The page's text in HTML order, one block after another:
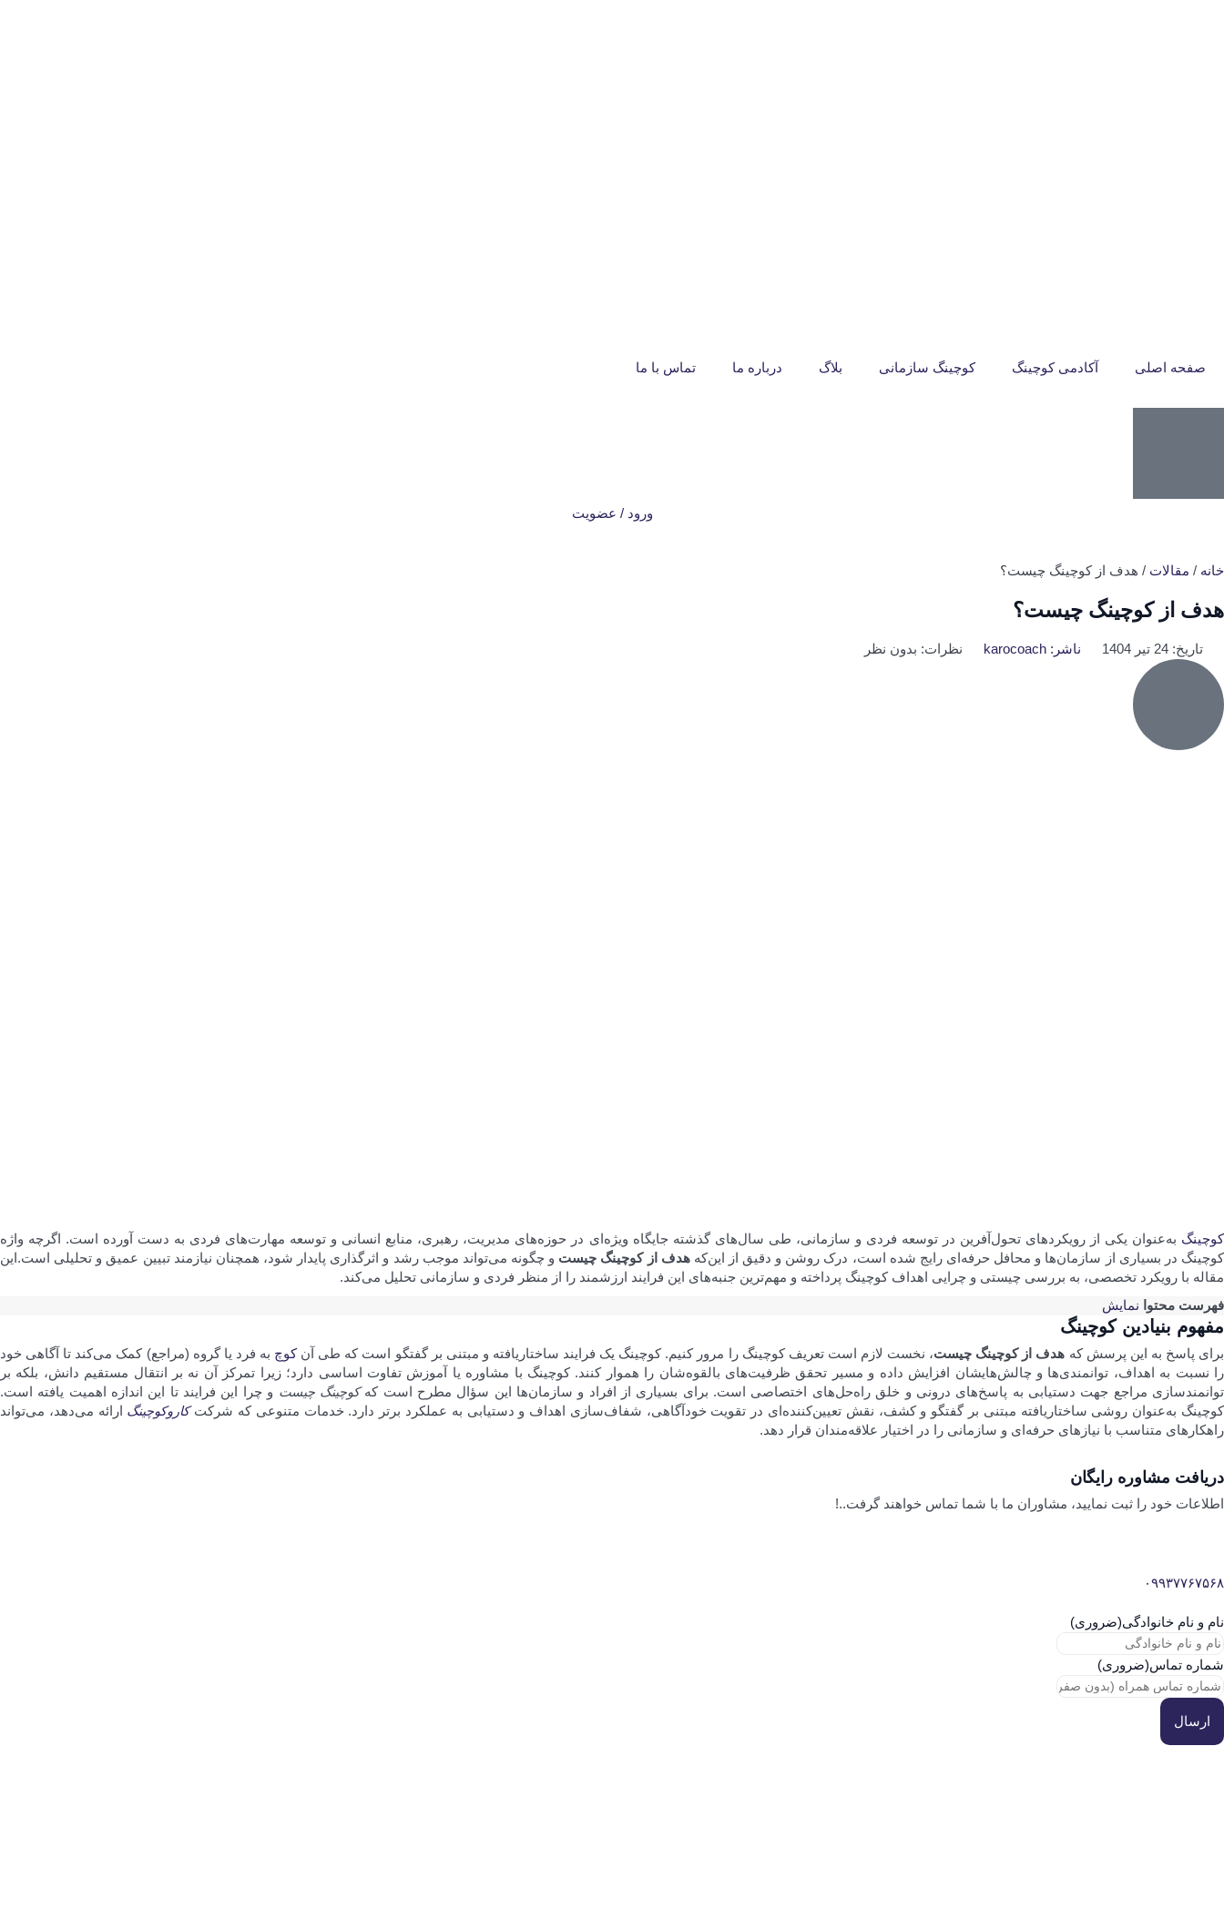
صفحه اصلی آکادمی کوچینگ کوچینگ سازمانی بلاگ درباره ما تماس با ما
ورود / عضویت
خانه / مقالات / هدف از کوچینگ چیست؟
هدف از کوچینگ چیست؟
تاریخ:24 تیر 1404 ناشر:karocoach نظرات: بدون نظر
کوچینگ به‌عنوان یکی از رویکردهای تحول‌آفرین در توسعه فردی و سازمانی، طی سال‌های گذشته جایگاه ویژه‌ای در حوزه‌های مدیریت، رهبری، منابع انسانی و توسعه مهارت‌های فردی به دست آورده است. اگرچه واژه
کوچینگ در بسیاری از سازمان‌ها و محافل حرفه‌ای رایج شده است، درک روشن و دقیق از این‌کههدف از کوچینگ چیست و چگونه می‌تواند موجب رشد و اثرگذاری پایدار شود، همچنان نیازمند تبیین عمیق و تحلیلی است.این
مقاله با رویکرد تخصصی، به بررسی چیستی و چرایی اهداف کوچینگ پرداخته و مهم‌ترین جنبه‌های این فرایند ارزشمند را از منظر فردی و سازمانی تحلیل می‌کند.
فهرست محتوا
نمایش
مفهوم بنیادین کوچینگ
برای پاسخ به این پرسش که هدف از کوچینگ چیست، نخست لازم است تعریف کوچینگ را مرور کنیم. کوچینگ یک فرایند ساختاریافته و مبتنی بر گفتگو است که طی آنکوچ به فرد یا گروه (مراجع) کمک می‌کند تا آگاهی خود
را نسبت به اهداف، توانمندی‌ها و چالش‌هایشان افزایش داده و مسیر تحقق ظرفیت‌های بالقوه‌شان را هموار کنند. کوچینگ با مشاوره یا آموزش تفاوت اساسی دارد؛ زیرا تمرکز آن نه بر انتقال مستقیم دانش، بلکه بر
توانمندسازی مراجع جهت دستیابی به پاسخ‌های درونی و خلق راه‌حل‌های اختصاصی است. برای بسیاری از افراد و سازمان‌ها این سؤال مطرح است کهکوچینگ چیست و چرا این فرایند تا این اندازه اهمیت یافته است.
کوچینگ به‌عنوان روشی ساختاریافته مبتنی بر گفتگو و کشف، نقش تعیین‌کننده‌ای در تقویت خودآگاهی، شفاف‌سازی اهداف و دستیابی به عملکرد برتر دارد. خدمات متنوعی که شرکتکاروکوچینگ ارائه می‌دهد، می‌تواند
راهکارهای متناسب با نیازهای حرفه‌ای و سازمانی را در اختیار علاقه‌مندان قرار دهد.
دریافت مشاوره رایگان
اطلاعات خود را ثبت نمایید، مشاوران ما با شما تماس خواهند گرفت..!
۰۹۹۳۷۷۶۷۵۶۸
نام و نام خانوادگی(ضروری)
شماره تماس(ضروری)